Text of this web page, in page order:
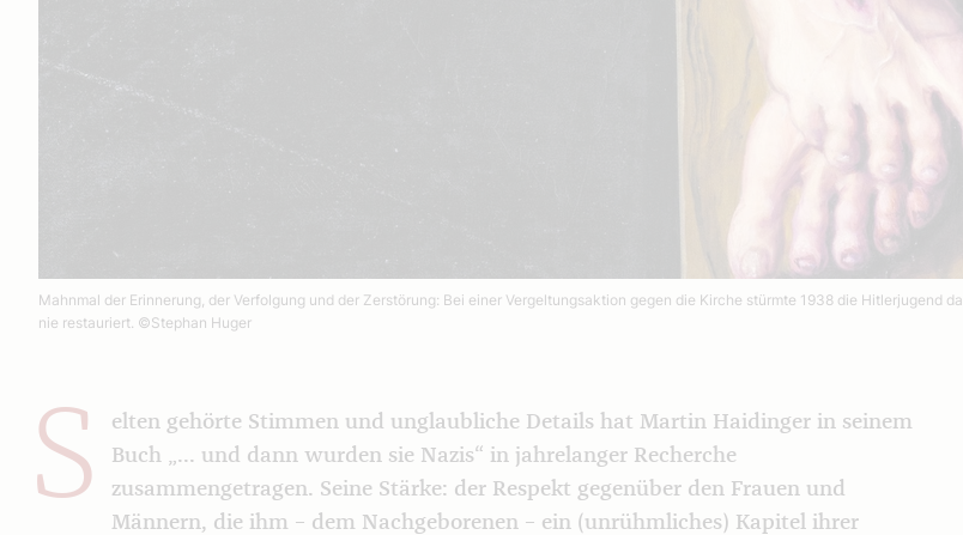
Mahnmal der Erinnerung, der Verfolgung und der Zerstörung: Bei einer Vergeltungsaktion gegen die Kirche stürmte 1938 die
nie restauriert. ©Stephan Huger
S
elten gehörte Stimmen und unglaubliche Details hat Martin Haidinger in seinem
Buch „... und dann wurden sie Nazis“ in jahrelanger Recherche
zusammengetragen. Seine Stärke: der Respekt gegenüber den Frauen und
Männern, die ihm – dem Nachgeborenen – ein (unrühmliches) Kapitel ihrer